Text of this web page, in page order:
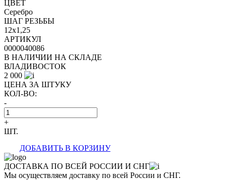
ЦВЕТ
Серебро
ШАГ РЕЗЬБЫ
12x1,25
АРТИКУЛ
0000040086
В НАЛИЧИИ НА СКЛАДЕ
ВЛАДИВОСТОК
2 000
ЦЕНА ЗА ШТУКУ
КОЛ-ВО:
-
+
ШТ.
ДОБАВИТЬ В КОРЗИНУ
ДОСТАВКА ПО ВСЕЙ РОССИИ И СНГ
Мы осуществляем доставку по всей России и СНГ.